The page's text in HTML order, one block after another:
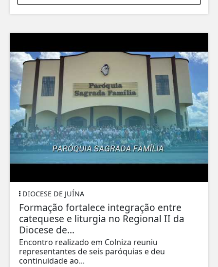
DIOCESE DE JUÍNA
Formação fortalece integração entre
catequese e liturgia no Regional II da
Diocese de...
Encontro realizado em Colniza reuniu
representantes de seis paróquias e deu
continuidade ao...